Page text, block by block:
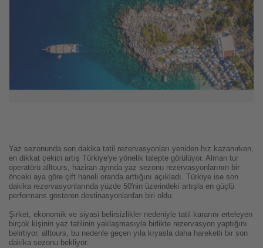
Yaz sezonunda son dakika tatil rezervasyonları yeniden hız kazanırken,
en dikkat çekici artış Türkiye'ye yönelik talepte görülüyor. Alman tur
operatörü alltours, haziran ayında yaz sezonu rezervasyonlarının bir
önceki aya göre çift haneli oranda arttığını açıkladı. Türkiye ise son
dakika rezervasyonlarında yüzde 50'nin üzerindeki artışla en güçlü
performans gösteren destinasyonlardan biri oldu.
Şirket, ekonomik ve siyasi belirsizlikler nedeniyle tatil kararını erteleyen
birçok kişinin yaz tatilinin yaklaşmasıyla birlikte rezervasyon yaptığını
belirtiyor. alltours, bu nedenle geçen yıla kıyasla daha hareketli bir son
dakika sezonu bekliyor.